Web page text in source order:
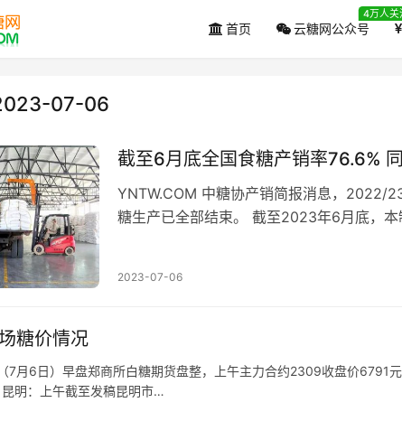
首页 云糖网公众号
4万人关
07-06
截至6月底全国食糖产销率76.6%
YNTW.COM 中糖协产销简报消息，2022/
糖生产已全部结束。 截至2023年6月底，
2023-07-06
糖价情况
7月6日）早盘郑商所白糖期货盘整，上午主力合约2309收盘价6791
明：上午截至发稿昆明市…